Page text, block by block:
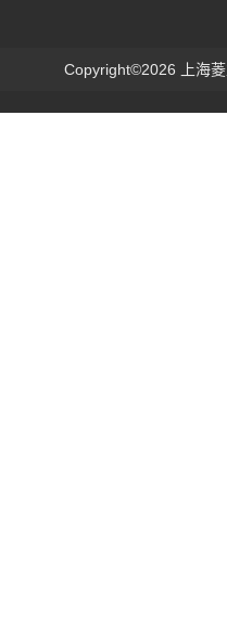
Copyright©2026 上海